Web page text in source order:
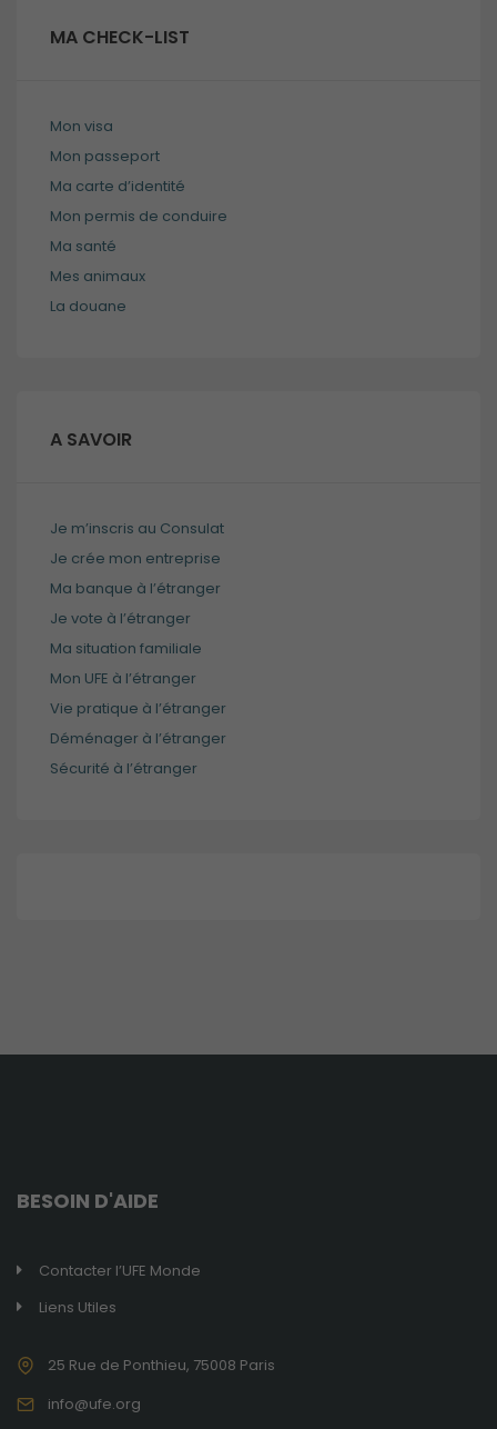
MA CHECK-LIST
Mon visa
Mon passeport
Ma carte d’identité
Mon permis de conduire
Ma santé
Mes animaux
La douane
A SAVOIR
Je m’inscris au Consulat
Je crée mon entreprise
Ma banque à l’étranger
Je vote à l’étranger
Ma situation familiale
Mon UFE à l’étranger
Vie pratique à l’étranger
Déménager à l’étranger
Sécurité à l’étranger
BESOIN D'AIDE
Contacter l’UFE Monde
Liens Utiles
25 Rue de Ponthieu, 75008 Paris
info@ufe.org
sont utilisés